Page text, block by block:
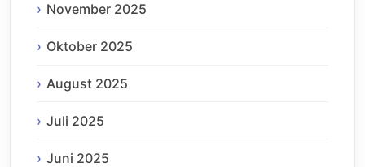
November 2025
Oktober 2025
August 2025
Juli 2025
Juni 2025